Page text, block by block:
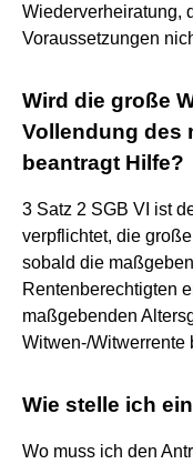
Wiederverheiratung,
Voraussetzungen
Wird die große
Vollendung des
beantragt Hilfe?
3 Satz 2 SGB VI ist
verpflichtet, die
sobald die
Rentenberechtigten
maßgebenden
Witwen-/Witwerrente
Wie stelle ich
Wo muss ich den